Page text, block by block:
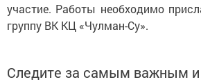
участие. Работы необходимо
группу ВК КЦ «Чулман-Су».
Следите за самым важным